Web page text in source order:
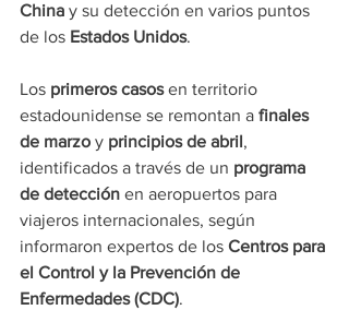
China y su detección en varios puntos
de los Estados Unidos.
Los primeros casos en territorio
estadounidense se remontan a finales
de marzo y principios de abril,
identificados a través de un programa
de detección en aeropuertos para
viajeros internacionales, según
informaron expertos de los Centros para
el Control y la Prevención de
Enfermedades (CDC).